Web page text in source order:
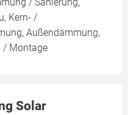
Kern- /
Außendämmung,
/ Montage
Solar